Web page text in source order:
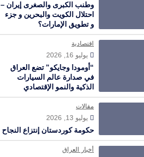
وطنب الكبرى والصغرى إيران –
احتلال الكويت والبحرين و جزء
و تطويق الإمارات؟
اقتصادية
يوليو 16, 2026
“أومودا وجايكو” تضع العراق
في صدارة عالم السيارات
الذكية والنمو الإقتصادي
مقالات
يوليو 13, 2026
حكومة كوردستان إنتزاع النجاح
أخبار العراق